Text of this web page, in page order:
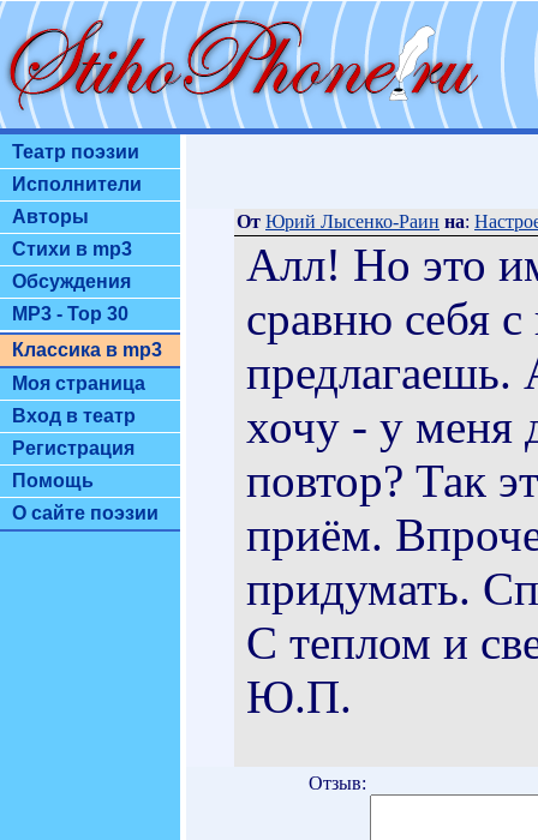
Театр поэзии
Исполнители
Авторы
Стихи в mp3
Обсуждения
MP3 - Top 30
Классика в mp3
Моя страница
Вход в театр
Регистрация
Помощь
О сайте поэзии
От Юрий Лысенко-Раин на:
Алл! Но это
сравню себя
предлагаешь.
хочу - у меня
повтор? Так
приём.
придумать.
С теплом и
Ю.П.
Отзыв: